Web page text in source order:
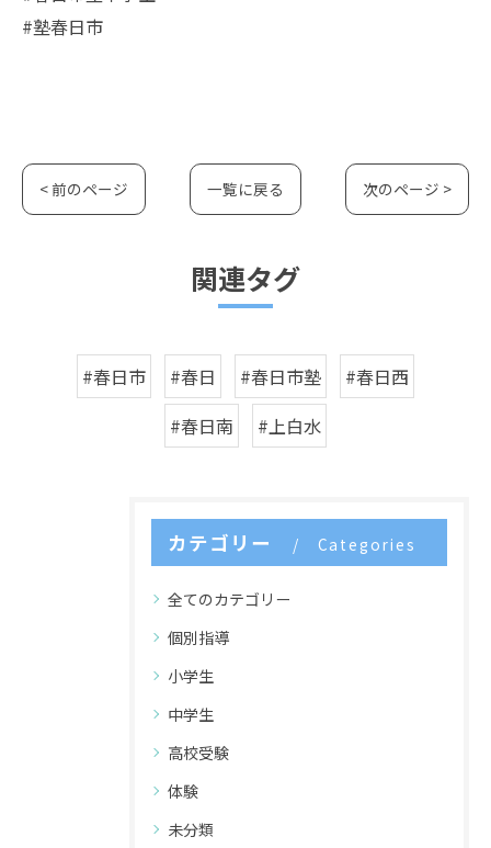
#塾春日市
< 前のページ 一覧に戻る 次のページ >
関連タグ
#春日市 #春日 #春日市塾
#春日西
#春日南
#上白水
カテゴリー Categories
全てのカテゴリー
個別指導
小学生
中学生
高校受験
体験
未分類